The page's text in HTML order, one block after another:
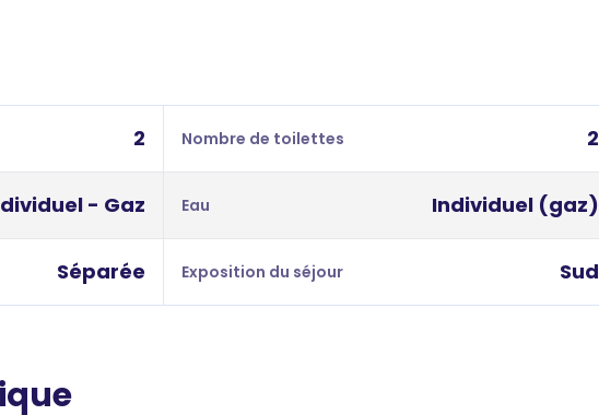
2 Nombre de toilettes 2
- Gaz Eau Individuel (gaz)
Séparée Exposition du séjour Sud